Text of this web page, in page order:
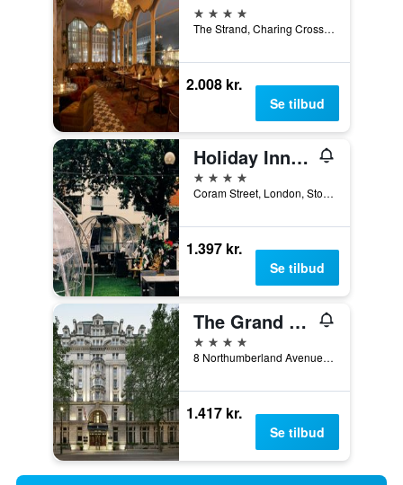
4 stjerner
The Strand, Charing Cross, London WC2N 5HX, London, Storbritannien
2.008 kr.
Se tilbud
Holiday Inn London - Bloomsbury By IHG
4 stjerner
Coram Street, London, Storbritannien
1.397 kr.
Se tilbud
The Grand at Trafalgar Square
4 stjerner
8 Northumberland Avenue, London, Storbritannien
1.417 kr.
Se tilbud